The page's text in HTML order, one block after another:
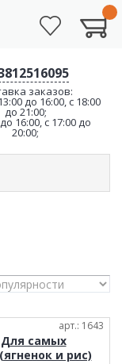
заказов:
до 16:00, с 18:00
до 21:00;
16:00, с 17:00 до
20:00;
арт.: 1643
самых
и рис)